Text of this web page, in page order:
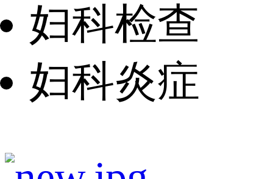
妇科检查
妇科炎症